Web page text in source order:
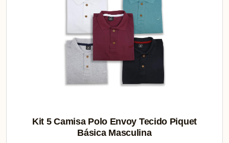
Kit 5 Camisa Polo Envoy Tecido Piquet
Básica Masculina